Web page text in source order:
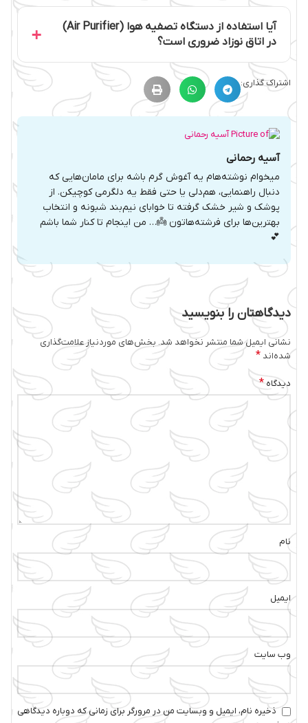
آیا استفاده از دستگاه تصفیه هوا (Air Purifier)
در اتاق نوزاد ضروری است؟
اشتراک گذاری:
آسیه رحمانی
میخوام نوشته‌هام یه آغوش گرم باشه برای مامان‌هایی که
دنبال راهنمایی، هم‌دلی یا حتی فقط یه دلگرمی کوچیکن. از
پوشک و شیر خشک گرفته تا خوابای نیم‌بند شبونه و انتخاب
بهترین‌ها برای فرشته‌هاتون 👼… من اینجام تا کنار شما باشم
💕
دیدگاهتان را بنویسید
نشانی ایمیل شما منتشر نخواهد شد. بخش‌های موردنیاز علامت‌گذاری
شده‌اند *
دیدگاه *
نام
ایمیل
وب‌ سایت
ذخیره نام، ایمیل و وبسایت من در مرورگر برای زمانی که دوباره دیدگاهی